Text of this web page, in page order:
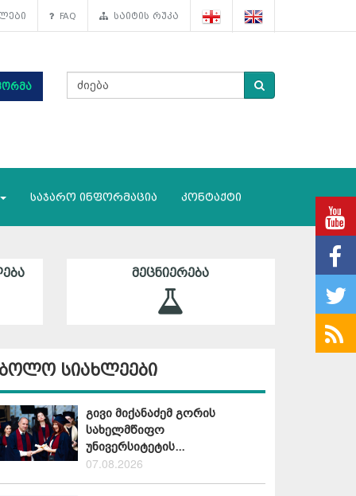
FAQ საიტის რუკა
საჯარო ინფორმაცია კონტაქტი
ᲛᲔᲪᲜᲘᲔᲠᲔᲑᲐ
ბოლო სიახლეები
გივი მიქანაძემ გორის
სახელმწიფო
უნივერსიტეტის...
07.08.2026